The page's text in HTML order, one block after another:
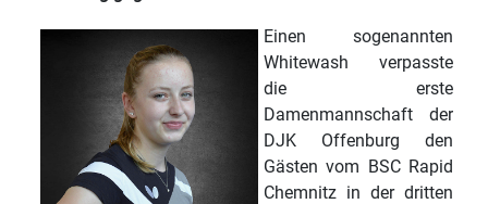
Einen sogenannten
Whitewash verpasste
die erste
Damenmannschaft der
DJK Offenburg den
Gästen vom BSC Rapid
Chemnitz in der dritten